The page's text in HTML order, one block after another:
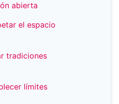
abierta
el espacio
tradiciones
límites